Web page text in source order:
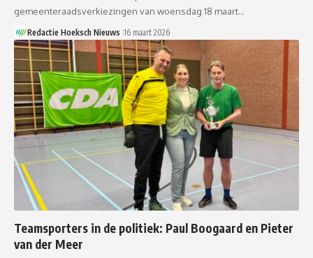
gemeenteraadsverkiezingen van woensdag 18 maart…
Redactie Hoeksch Nieuws 16 maart 2026
Teamsporters in de politiek: Paul Boogaard en Pieter
van der Meer